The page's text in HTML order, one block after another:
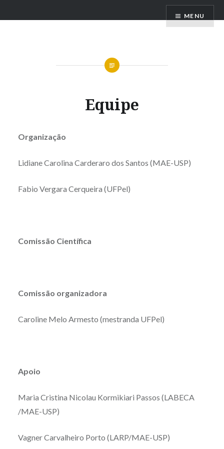
paraLyra Brasileira MENU
Equipe
Organização
Lidiane Carolina Carderaro dos Santos (MAE-USP)
Fabio Vergara Cerqueira (UFPel)
Comissão Científica
Comissão organizadora
Caroline Melo Armesto (mestranda UFPel)
Apoio
Maria Cristina Nicolau Kormikiari Passos (LABECA
/MAE-USP)
Vagner Carvalheiro Porto (LARP/MAE-USP)